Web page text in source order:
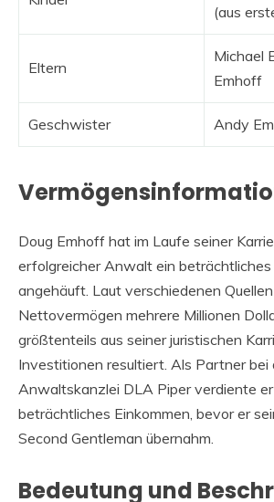
(aus
Eltern
Michael
Emhoff
Geschwister Andy
Doug Emhoff hat im Laufe seiner
erfolgreicher Anwalt ein beträchtliches
angehäuft. Laut verschiedenen
Nettovermögen mehrere Millionen
größtenteils aus seiner juristischen
Investitionen resultiert. Als Partner bei
Anwaltskanzlei DLA Piper verdiente
beträchtliches Einkommen, bevor er
Second Gentleman übernahm.
Bedeutung und